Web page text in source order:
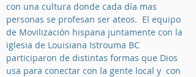
con una cultura donde cada día mas
personas se profesan ser ateos. El equipo
de Movilización hispana juntamente con la
iglesia de Louisiana Istrouma BC
participaron de distintas formas que Dios
usa para conectar con la gente local y con